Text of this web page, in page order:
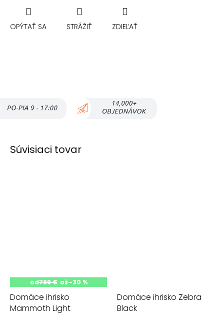
OPÝTAŤ SA STRÁŽIŤ ZDIEĽAŤ
Súvisiaci tovar
od789 € až–30 %
Domáce ihrisko
Mammoth Light
Domáce ihrisko Zebra
Black